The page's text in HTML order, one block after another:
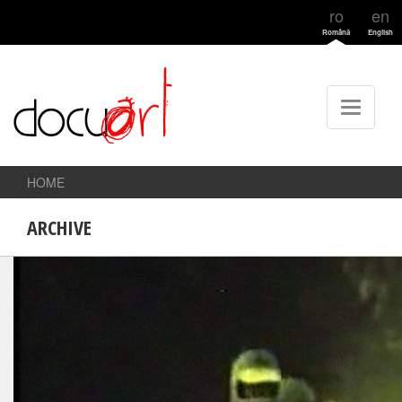
ro
Română
en
English
HOME
ARCHIVE